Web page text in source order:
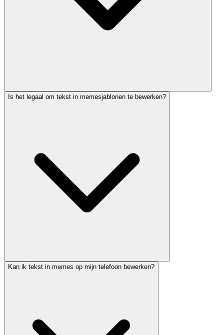
Is het legaal om tekst in memesjablonen te bewerken?
Kan ik tekst in memes op mijn telefoon bewerken?